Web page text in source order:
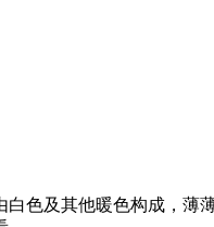
色及其他暖色构成，薄